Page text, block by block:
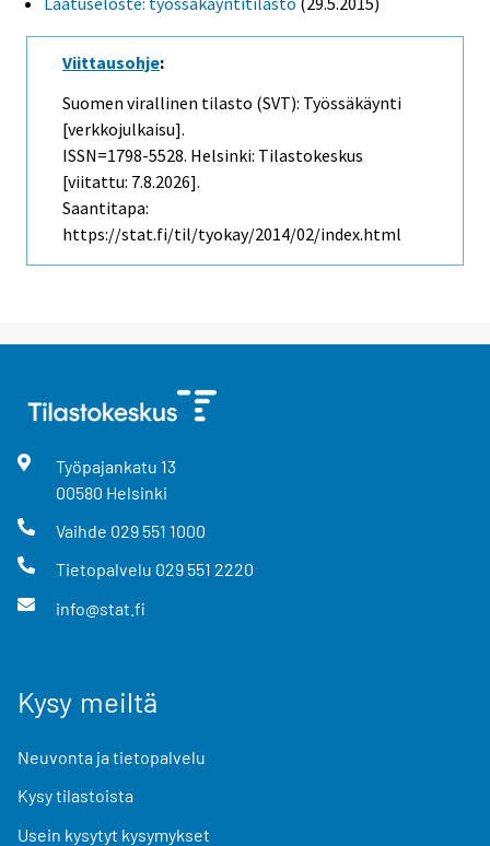
Viittausohje:
Suomen virallinen tilasto (SVT): Työssäkäynti
[verkkojulkaisu].
ISSN=1798-5528. Helsinki: Tilastokeskus
[viitattu: 7.8.2026].
Saantitapa:
https://stat.fi/til/tyokay/2014/02/index.html
Työpajankatu 13
00580 Helsinki
Vaihde 029 551 1000
Tietopalvelu 029 551 2220
info@stat.fi
Kysy meiltä
Neuvonta ja tietopalvelu
Kysy tilastoista
Usein kysytyt kysymykset